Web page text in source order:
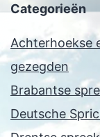
Categorieën
Achterhoekse
gezegden
Brabantse
Deutsche